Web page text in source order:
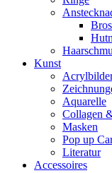
Kunst
Aquarelle
Collagen
Masken
Pop up
Literatur
Accessoires